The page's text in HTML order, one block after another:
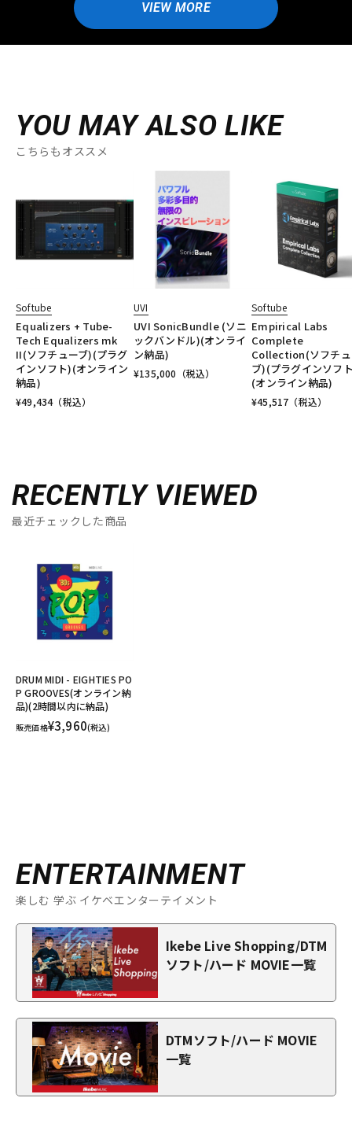
VIEW MORE
YOU MAY ALSO LIKE
こちらもオススメ
Softube
Equalizers + Tube-
Tech Equalizers mk
II(ソフチューブ)(プラグ
インソフト)(オンライン
納品)
¥49,434（税込）
UVI
UVI SonicBundle (ソニ
ックバンドル)(オンライ
ン納品)
¥135,000 （税込）
Softube
Empirical Labs
Complete
Collection(ソフチ
ブ)(プラグインソフ
(オンライン納品)
¥45,517 （税込）
RECENTLY VIEWED
最近チェックした商品
DRUM MIDI - EIGHTIES PO
P GROOVES(オンライン納
品)(2時間以内に納品)
販売価格¥3,960(税込)
ENTERTAINMENT
楽しむ 学ぶ イケベエンターテイメント
Ikebe Live Shopping/DTM
ソフト/ハード MOVIE一覧
DTMソフト/ハード MOVIE
一覧